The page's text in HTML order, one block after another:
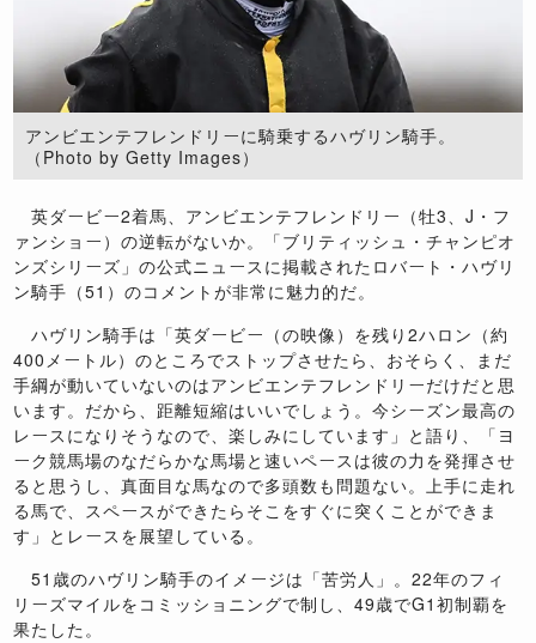
アンビエンテフレンドリーに騎乗するハヴリン騎手。
（Photo by Getty Images）
英ダービー2着馬、アンビエンテフレンドリー（牡3、J・フ
ァンショー）の逆転がないか。「ブリティッシュ・チャンピオ
ンズシリーズ」の公式ニュースに掲載されたロバート・ハヴリ
ン騎手（51）のコメントが非常に魅力的だ。
ハヴリン騎手は「英ダービー（の映像）を残り2ハロン（約
400メートル）のところでストップさせたら、おそらく、まだ
手綱が動いていないのはアンビエンテフレンドリーだけだと思
います。だから、距離短縮はいいでしょう。今シーズン最高の
レースになりそうなので、楽しみにしています」と語り、「ヨ
ーク競馬場のなだらかな馬場と速いペースは彼の力を発揮させ
ると思うし、真面目な馬なので多頭数も問題ない。上手に走れ
る馬で、スペースができたらそこをすぐに突くことができま
す」とレースを展望している。
51歳のハヴリン騎手のイメージは「苦労人」。22年のフィ
リーズマイルをコミッショニングで制し、49歳でG1初制覇を
果たした。